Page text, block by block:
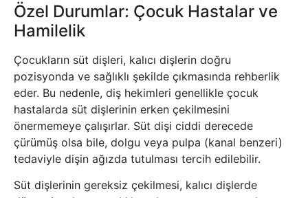
Özel Durumlar: Çocuk Hastalar ve
Hamilelik
Çocukların süt dişleri, kalıcı dişlerin doğru
pozisyonda ve sağlıklı şekilde çıkmasında rehberlik
eder. Bu nedenle, diş hekimleri genellikle çocuk
hastalarda süt dişlerinin erken çekilmesini
önermemeye çalışırlar. Süt dişi ciddi derecede
çürümüş olsa bile, dolgu veya pulpa (kanal benzeri)
tedaviyle dişin ağızda tutulması tercih edilebilir.
Süt dişlerinin gereksiz çekilmesi, kalıcı dişlerde